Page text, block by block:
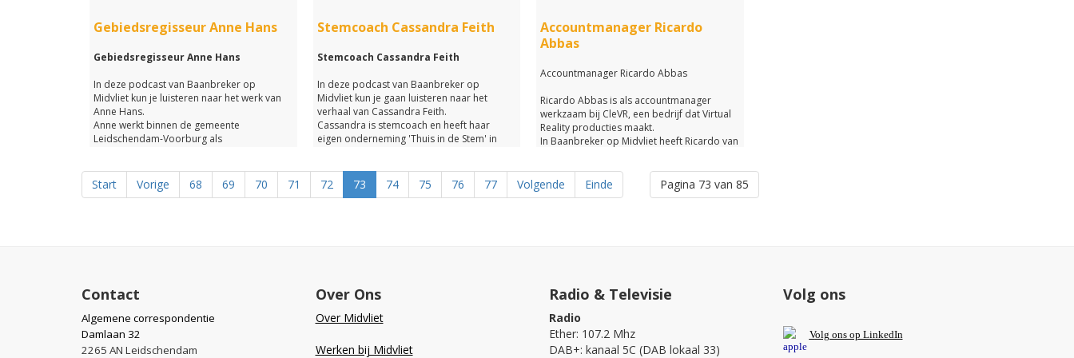
En kunnen bijvoorbeeld tekeningen in het
aan de ontwikkeling van leerlingen en
Je komt het allemaal te weten wanneer je
luistert naar deze podcast van Baanbreker
op Midvliet.
van Baanbreker op Midvliet.
Gebiedsregisseur Anne Hans
Gebiedsregisseur Anne Hans
In deze podcast van Baanbreker op
Midvliet kun je luisteren naar het werk van
Anne Hans.
Anne werkt binnen de gemeente
Leidschendam-Voorburg als
Anne zo leuk vindt aan haar werk kom je
allemaal te weten wanneer je luistert naar
Stemcoach Cassandra Feith
Stemcoach Cassandra Feith
In deze podcast van Baanbreker op
Midvliet kun je gaan luisteren naar het
verhaal van Cassandra Feith.
Cassandra is stemcoach en heeft haar
eigen onderneming 'Thuis in de Stem' in
In deze podcast vertelt ze je van alles over
haar bijzondere beroep.
Je komt het allemaal te weten wanneer je
deze podcast gaat beluisteren.
Accountmanager Ricardo
Abbas
Accountmanager Ricardo Abbas
Ricardo Abbas is als accountmanager
werkzaam bij CleVR, een bedrijf dat Virtual
Reality producties maakt.
In Baanbreker op Midvliet heeft Ricardo van
Voor wie creëert hij virtuele omgevingen?
En hoe zien deze omgevingen er eigenlijk
podcast van Baanbreker op Midvliet.
Pagina 73 van 85
Start Vorige 68 69 70 71 72 73 74 75 76 77 Volgende Einde
Contact
Algemene correspondentie
Damlaan 32
2265 AN Leidschendam
Over Ons
Over Midvliet
Werken bij Midvliet
Radio & Televisie
Radio
Ether: 107.2 Mhz
DAB+: kanaal 5C (DAB lokaal 33)
Volg ons
Volg ons op LinkedIn